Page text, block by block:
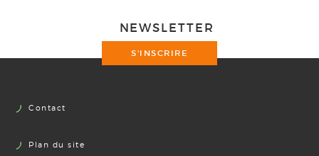
NEWSLETTER
S'INSCRIRE
Contact
Plan du site